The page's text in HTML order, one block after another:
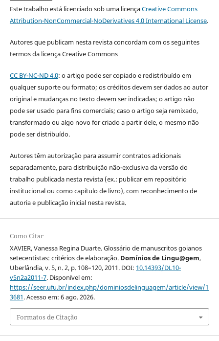
Este trabalho está licenciado sob uma licençaCreative Commons
Attribution-NonCommercial-NoDerivatives 4.0 International License.
Autores que publicam nesta revista concordam com os seguintes
termos da licença Creative Commons
CC BY-NC-ND 4.0: o artigo pode ser copiado e redistribuído em
qualquer suporte ou formato; os créditos devem ser dados ao autor
original e mudanças no texto devem ser indicadas; o artigo não
pode ser usado para fins comerciais; caso o artigo seja remixado,
transformado ou algo novo for criado a partir dele, o mesmo não
pode ser distribuído.
Autores têm autorização para assumir contratos adicionais
separadamente, para distribuição não-exclusiva da versão do
trabalho publicada nesta revista (ex.: publicar em repositório
institucional ou como capítulo de livro), com reconhecimento de
autoria e publicação inicial nesta revista.
Como Citar
XAVIER, Vanessa Regina Duarte. Glossário de manuscritos goianos
setecentistas: critérios de elaboração. Domínios de Lingu@gem,
Uberlândia, v. 5, n. 2, p. 108–120, 2011. DOI: 10.14393/DL10-
v5n2a2011-7. Disponível em:
https://seer.ufu.br/index.php/dominiosdelinguagem/article/view/1
3681. Acesso em: 6 ago. 2026.
Formatos de Citação